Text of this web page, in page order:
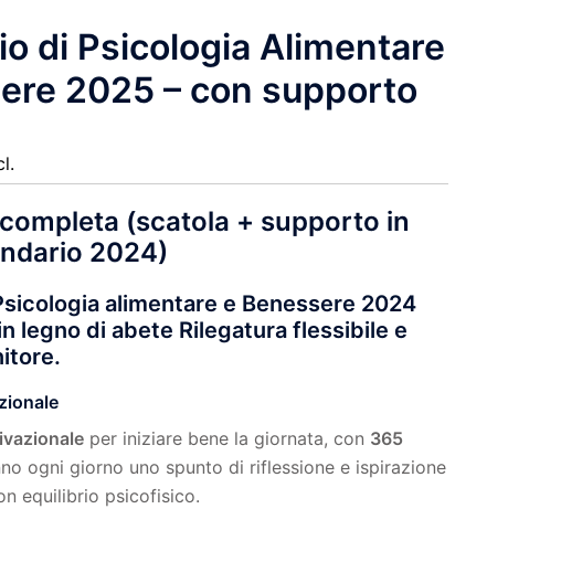
di Psicologia Alimentare
2025 – con supporto
(scatola + supporto in
2024)
alimentare e Benessere 2024
legno di abete Rilegatura flessibile e
per iniziare bene la giornata, con 365
ogni giorno uno spunto di riflessione e ispirazione
equilibrio psicofisico.